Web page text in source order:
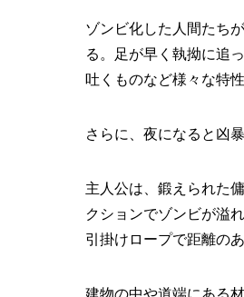
ゾンビ化した人間たち
る。足が早く執拗に追
吐くものなど様々な特
さらに、夜になると凶
主人公は、鍛えられた
クションでゾンビが溢
引掛けロープで距離の
建物の中や道端にある